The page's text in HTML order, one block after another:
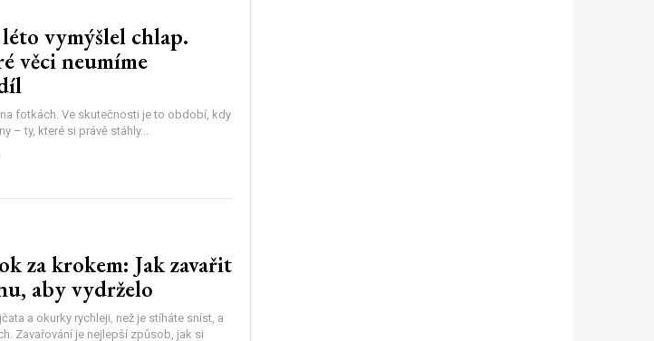
vymýšlel chlap.
věci neumíme
fotkách. Ve skutečnosti je to období, kdy
– ty, které si právě stáhly...
za krokem: Jak zavařit
aby vydrželo
a okurky rychleji, než je stíháte sníst, a
Zavařování je nejlepší způsob, jak si